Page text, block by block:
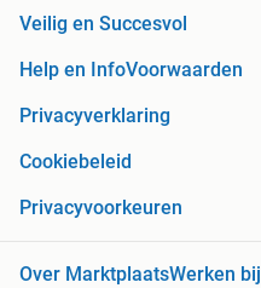
Veilig en Succesvol
Help en InfoVoorwaarden
Privacyverklaring
Cookiebeleid
Privacyvoorkeuren
Over MarktplaatsWerken bij